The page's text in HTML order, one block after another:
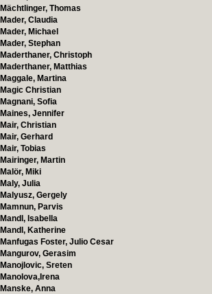
Mächtlinger, Thomas
Mader, Claudia
Mader, Michael
Mader, Stephan
Maderthaner, Christoph
Maderthaner, Matthias
Maggale, Martina
Magic Christian
Magnani, Sofia
Maines, Jennifer
Mair, Christian
Mair, Gerhard
Mair, Tobias
Mairinger, Martin
Malör, Miki
Maly, Julia
Malyusz, Gergely
Mamnun, Parvis
Mandl, Isabella
Mandl, Katherine
Manfugas Foster, Julio Cesar
Mangurov, Gerasim
Manojlovic, Sreten
Manolova,Irena
Manske, Anna